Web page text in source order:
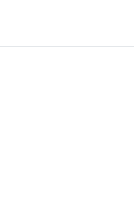
throughthrough